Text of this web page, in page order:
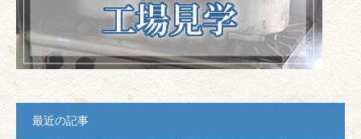
最近の記事